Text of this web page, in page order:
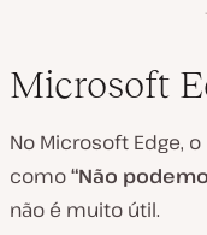
Microsoft
No Microsoft Edge,
como“Não
não é muito útil.